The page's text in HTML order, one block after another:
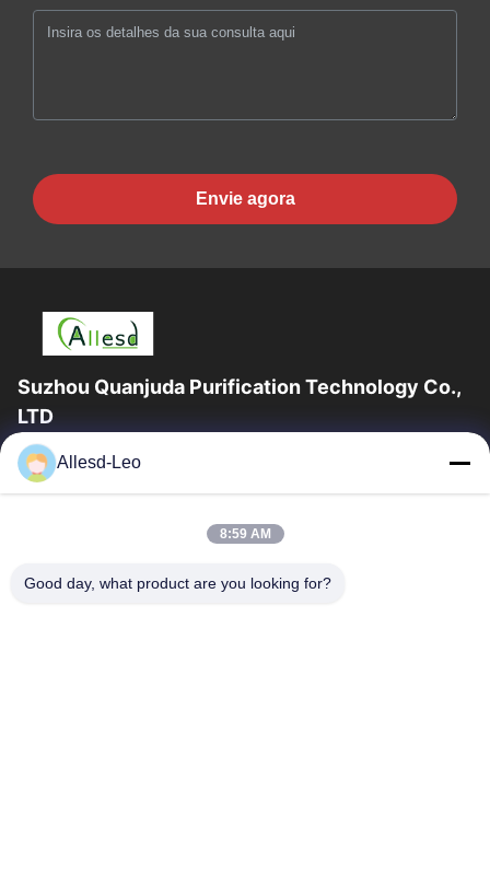
Envie agora
Suzhou Quanjuda Purification Technology Co.,
LTD
a experiência 16years, como um fabricante e um exportador
principais de ESD & produtos da sala de limpeza, nós
Casa
Produtos
Allesd-Leo
8:59 AM
Good day, what product are you looking for?